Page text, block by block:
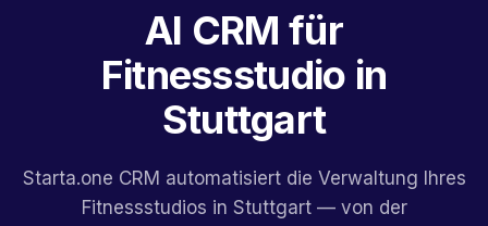
AI CRM für
Fitnessstudio in
Stuttgart
Starta.one CRM automatisiert die Verwaltung Ihres
Fitnessstudios in Stuttgart — von der